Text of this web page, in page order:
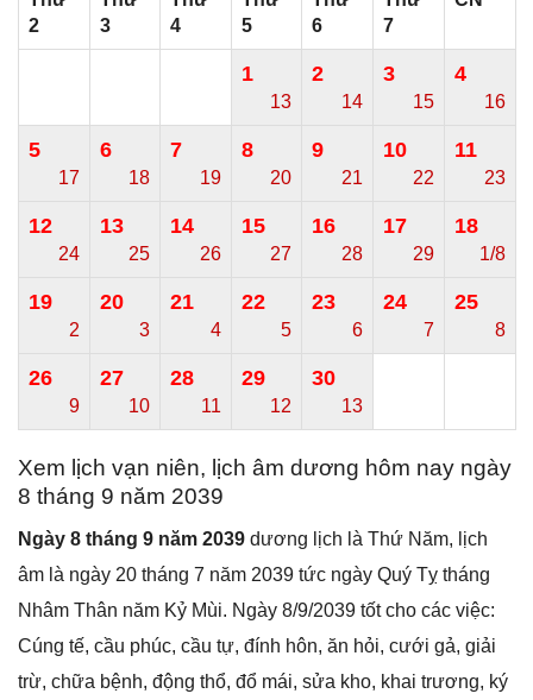
2
3
4
5
6
7
1
13
2
14
3
15
4
16
5
17
6
18
7
19
8
20
9
21
10
22
11
23
12
24
13
25
14
26
15
27
16
28
17
29
18
1/8
19
2
20
3
21
4
22
5
23
6
24
7
25
8
26
9
27
10
28
11
29
12
30
13
Xem lịch vạn niên, lịch âm dương hôm nay ngày
8 tháng 9 năm 2039
Ngày 8 tháng 9 năm 2039 dương lịch là Thứ Năm, lịch
âm là ngày 20 tháng 7 năm 2039 tức ngày Quý Tỵ tháng
Nhâm Thân năm Kỷ Mùi. Ngày 8/9/2039 tốt cho các việc:
Cúng tế, cầu phúc, cầu tự, đính hôn, ăn hỏi, cưới gả, giải
trừ, chữa bệnh, động thổ, đổ mái, sửa kho, khai trương, ký